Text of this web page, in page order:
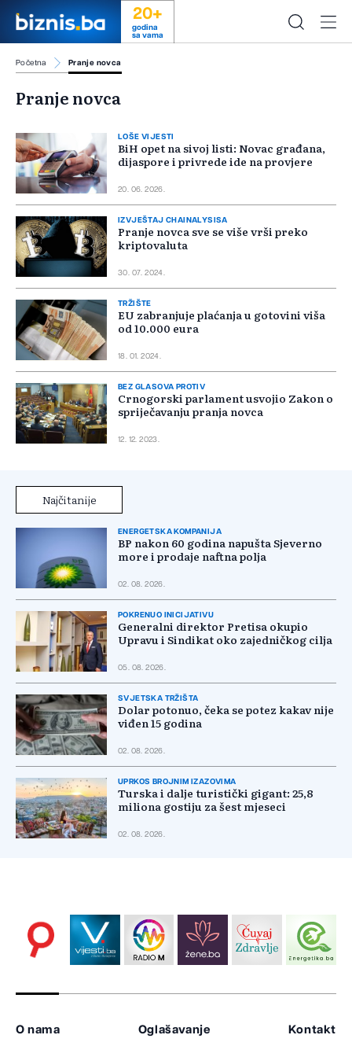
20+
godina
sa vama
Početna Pranje novca
Pranje novca
LOŠE VIJESTI
BiH opet na sivoj listi: Novac građana,
dijaspore i privrede ide na provjere
20. 06. 2026.
IZVJEŠTAJ CHAINALYSISA
Pranje novca sve se više vrši preko
kriptovaluta
30. 07. 2024.
TRŽIŠTE
EU zabranjuje plaćanja u gotovini viša
od 10.000 eura
18. 01. 2024.
BEZ GLASOVA PROTIV
Crnogorski parlament usvojio Zakon o
spriječavanju pranja novca
12. 12. 2023.
Najčitanije
ENERGETSKA KOMPANIJA
BP nakon 60 godina napušta Sjeverno
more i prodaje naftna polja
02. 08. 2026.
POKRENUO INICIJATIVU
Generalni direktor Pretisa okupio
Upravu i Sindikat oko zajedničkog cilja
05. 08. 2026.
SVJETSKA TRŽIŠTA
Dolar potonuo, čeka se potez kakav nije
viđen 15 godina
02. 08. 2026.
UPRKOS BROJNIM IZAZOVIMA
Turska i dalje turistički gigant: 25,8
miliona gostiju za šest mjeseci
02. 08. 2026.
O nama Oglašavanje Kontakt